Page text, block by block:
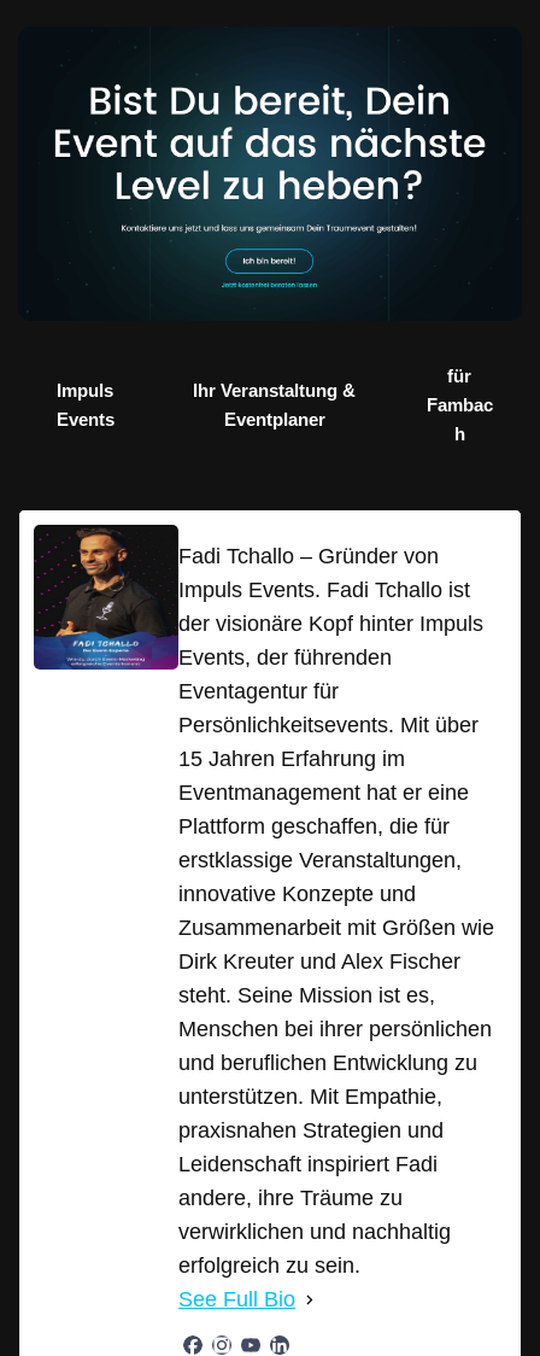
Impuls
Events
Ihr Veranstaltung &
Eventplaner
für
Fambac
h
Fadi Tchallo – Gründer von
Impuls Events. Fadi Tchallo ist
der visionäre Kopf hinter Impuls
Events, der führenden
Eventagentur für
Persönlichkeitsevents. Mit über
15 Jahren Erfahrung im
Eventmanagement hat er eine
Plattform geschaffen, die für
erstklassige Veranstaltungen,
innovative Konzepte und
Zusammenarbeit mit Größen wie
Dirk Kreuter und Alex Fischer
steht. Seine Mission ist es,
Menschen bei ihrer persönlichen
und beruflichen Entwicklung zu
unterstützen. Mit Empathie,
praxisnahen Strategien und
Leidenschaft inspiriert Fadi
andere, ihre Träume zu
verwirklichen und nachhaltig
erfolgreich zu sein.
See Full Bio